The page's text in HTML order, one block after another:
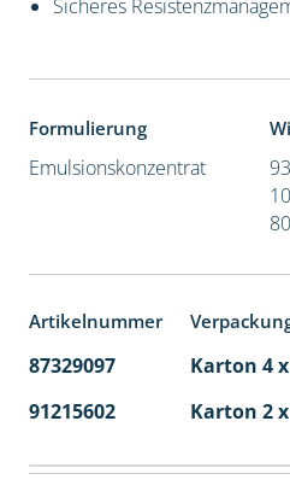
Sicheres
Formulierung
Emulsionskonzentrat
Artikelnummer
87329097 Karton 4
91215602
Karton 2